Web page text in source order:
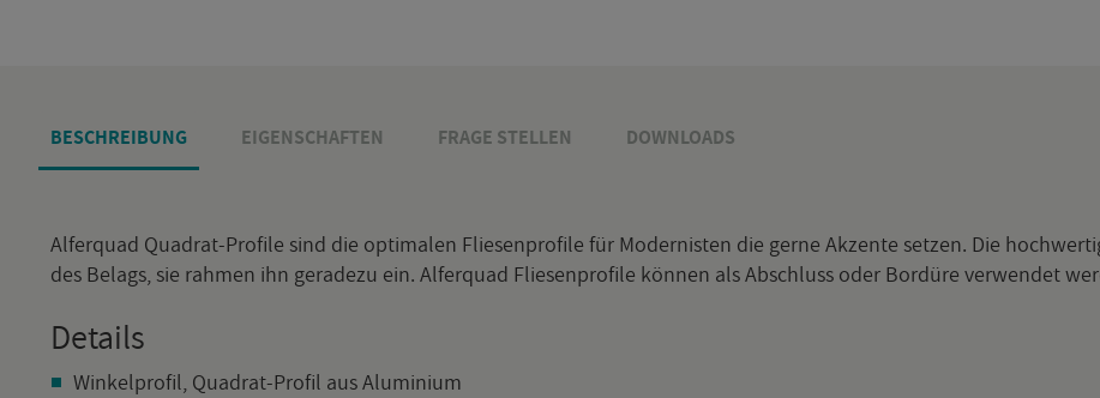
BE­SCHREI­BUNG EI­GEN­SCHAF­TEN FRAGE STEL­LEN DOWN­LOADS
Al­fer­quad Qua­drat-Pro­fi­le sind die op­ti­ma­len Flie­sen­pro­fi­le für Mo­der­nis­ten die gerne Ak­zen­te set­zen. Die
des Be­lags, sie rah­men ihn ge­ra­de­zu ein. Al­fer­quad Flie­sen­pro­fi­le kön­nen als Ab­schluss oder Bor­dü­re ver­wen­det
De­tails
Win­kel­pro­fil, Qua­drat-Pro­fil aus Alu­mi­ni­um